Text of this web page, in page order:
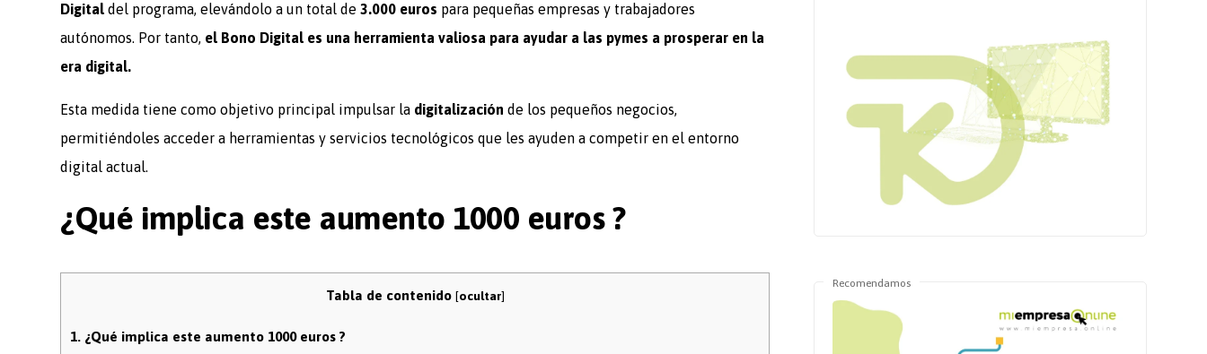
Digital del programa, elevándolo a un total de3.000 euros para pequeñas empresas y trabajadores
autónomos. Por tanto, el Bono Digital es una herramienta valiosa para ayudar a las pymes a prosperar en la
era digital.
Esta medida tiene como objetivo principal impulsar la digitalización de los pequeños negocios,
permitiéndoles acceder a herramientas y servicios tecnológicos que les ayuden a competir en el entorno
digital actual.
¿Qué implica este aumento 1000 euros ?
Tabla de contenido [ocultar]
1. ¿Qué implica este aumento 1000 euros ?
Recomendamos